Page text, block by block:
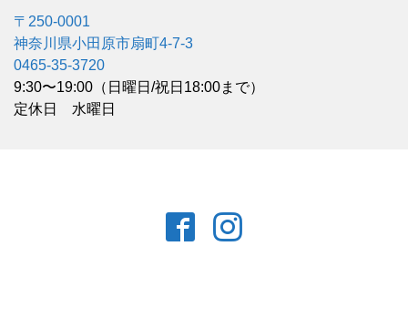
〒250-0001
神奈川県小田原市扇町4-7-3
0465-35-3720
9:30〜19:00（日曜日/祝日18:00まで）
定休日 水曜日